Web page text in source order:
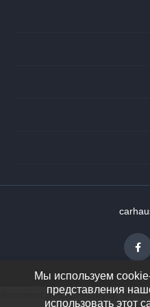
Мы используем
представления
использовать этот